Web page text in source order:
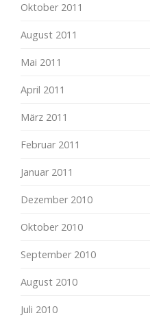
Oktober 2011
August 2011
Mai 2011
April 2011
März 2011
Februar 2011
Januar 2011
Dezember 2010
Oktober 2010
September 2010
August 2010
Juli 2010